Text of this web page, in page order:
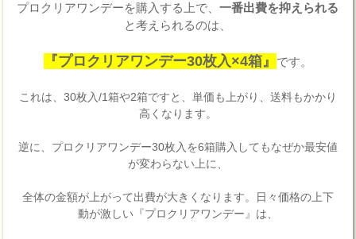
プロクリアワンデーを購入する上で、一番出費を抑えられる
と考えられるのは、
『プロクリアワンデー30枚入×4箱』 です。
これは、30枚入/1箱や2箱ですと、単価も上がり、送料もかかり
高くなります。
逆に、プロクリアワンデー30枚入を6箱購入してもなぜか最安値
が変わらない上に、
全体の金額が上がって出費が大きくなります。日々価格の上下
動が激しい『プロクリアワンデー』は、